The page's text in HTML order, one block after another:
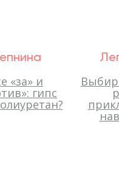
«за» и
гипс